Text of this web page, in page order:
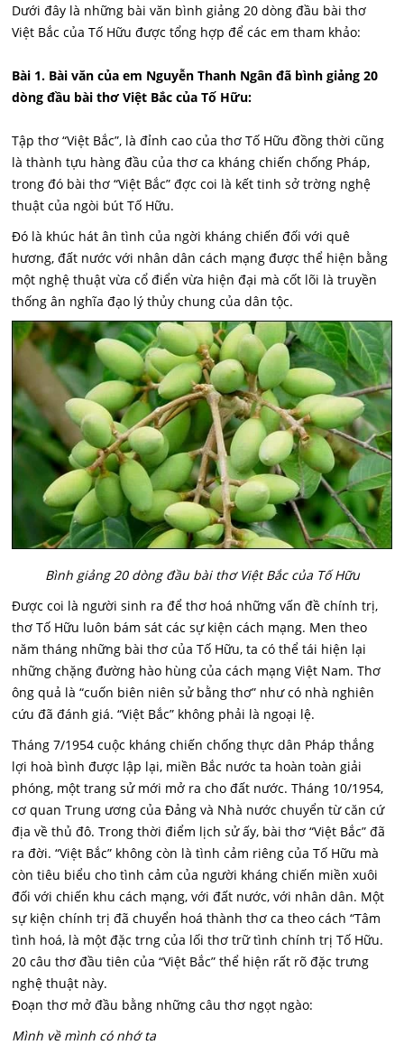
Dưới đây là những bài văn bình giảng 20 dòng đầu bài thơ
Việt Bắc của Tố Hữu được tổng hợp để các em tham khảo:
Bài 1. Bài văn của em Nguyễn Thanh Ngân đã bình giảng 20
dòng đầu bài thơ Việt Bắc của Tố Hữu:
Tập thơ “Việt Bắc”, là đỉnh cao của thơ Tố Hữu đồng thời cũng
là thành tựu hàng đầu của thơ ca kháng chiến chống Pháp,
trong đó bài thơ “Việt Bắc” đợc coi là kết tinh sở trờng nghệ
thuật của ngòi bút Tố Hữu.
Đó là khúc hát ân tình của ngời kháng chiến đối với quê
hương, đất nước với nhân dân cách mạng được thể hiện bằng
một nghệ thuật vừa cổ điển vừa hiện đại mà cốt lõi là truyền
thống ân nghĩa đạo lý thủy chung của dân tộc.
Bình giảng 20 dòng đầu bài thơ Việt Bắc của Tố Hữu
Được coi là người sinh ra để thơ hoá những vấn đề chính trị,
thơ Tố Hữu luôn bám sát các sự kiện cách mạng. Men theo
năm tháng những bài thơ của Tố Hữu, ta có thể tái hiện lại
những chặng đường hào hùng của cách mạng Việt Nam. Thơ
ông quả là “cuốn biên niên sử bằng thơ” như có nhà nghiên
cứu đã đánh giá. “Việt Bắc” không phải là ngoại lệ.
Tháng 7/1954 cuộc kháng chiến chống thực dân Pháp thắng
lợi hoà bình được lập lại, miền Bắc nước ta hoàn toàn giải
phóng, một trang sử mới mở ra cho đất nước. Tháng 10/1954,
cơ quan Trung ương của Đảng và Nhà nước chuyển từ căn cứ
địa về thủ đô. Trong thời điểm lịch sử ấy, bài thơ “Việt Bắc” đã
ra đời. “Việt Bắc” không còn là tình cảm riêng của Tố Hữu mà
còn tiêu biểu cho tình cảm của người kháng chiến miền xuôi
đối với chiến khu cách mạng, với đất nước, với nhân dân. Một
sự kiện chính trị đã chuyển hoá thành thơ ca theo cách “Tâm
tình hoá, là một đặc trng của lối thơ trữ tình chính trị Tố Hữu.
20 câu thơ đầu tiên của “Việt Bắc” thể hiện rất rõ đặc trưng
nghệ thuật này.
Đoạn thơ mở đầu bằng những câu thơ ngọt ngào:
Mình về mình có nhớ ta